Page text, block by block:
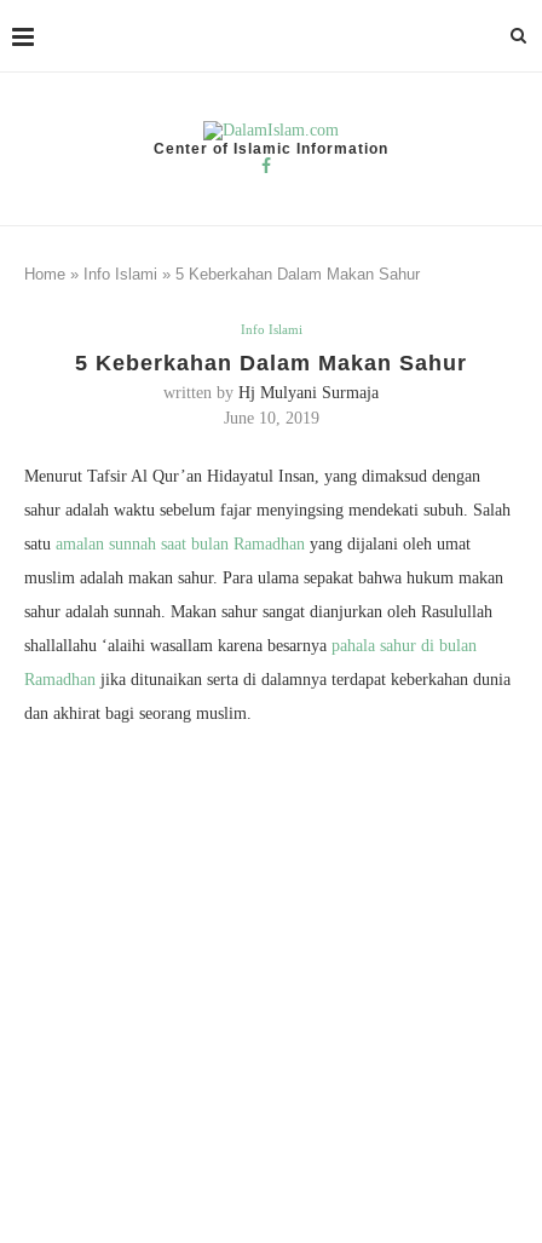
Center of Islamic Information
Home » Info Islami » 5 Keberkahan Dalam Makan Sahur
Info Islami
5 Keberkahan Dalam Makan Sahur
written by Hj Mulyani Surmaja
June 10, 2019
Menurut Tafsir Al Qur’an Hidayatul Insan, yang dimaksud dengan
sahur adalah waktu sebelum fajar menyingsing mendekati subuh. Salah
satu amalan sunnah saat bulan Ramadhan yang dijalani oleh umat
muslim adalah makan sahur. Para ulama sepakat bahwa hukum makan
sahur adalah sunnah. Makan sahur sangat dianjurkan oleh Rasulullah
shallallahu ‘alaihi wasallam karena besarnya pahala sahur di bulan
Ramadhan jika ditunaikan serta di dalamnya terdapat keberkahan dunia
dan akhirat bagi seorang muslim.